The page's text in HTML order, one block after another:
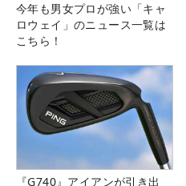
今年も男女プロが強い「キャ
ロウェイ」のニュース一覧は
こちら！
『G740』アイアンが引き出